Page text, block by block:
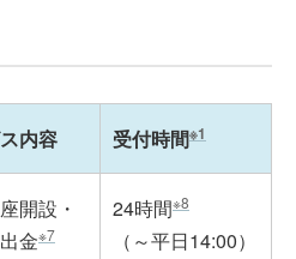
内容 受付時間※1
開設・
金※7
24時間※8
（～平日14:00）